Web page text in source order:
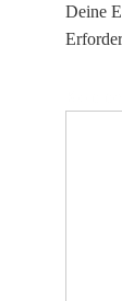
Deine